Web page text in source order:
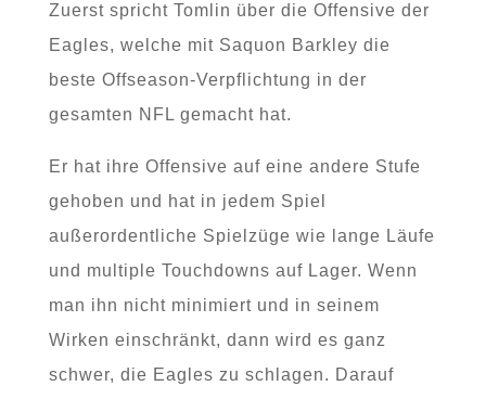
Zuerst spricht Tomlin über die Offensive der
Eagles, welche mit Saquon Barkley die
beste Offseason-Verpflichtung in der
gesamten NFL gemacht hat.
Er hat ihre Offensive auf eine andere Stufe
gehoben und hat in jedem Spiel
außerordentliche Spielzüge wie lange Läufe
und multiple Touchdowns auf Lager. Wenn
man ihn nicht minimiert und in seinem
Wirken einschränkt, dann wird es ganz
schwer, die Eagles zu schlagen. Darauf